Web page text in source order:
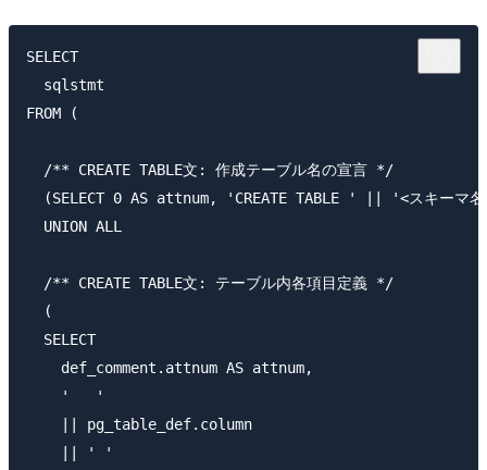
SELECT
  sqlstmt
FROM (
  /** CREATE TABLE文: 作成テーブル名の宣言 */
(SELECT 0 AS attnum, 'CREATE TABLE ' || '<スキーマ
  UNION ALL
  /** CREATE TABLE文: テーブル内各項目定義 */
  (
  SELECT
    def_comment.attnum AS attnum,
    '   '
    || pg_table_def.column
    || ' '